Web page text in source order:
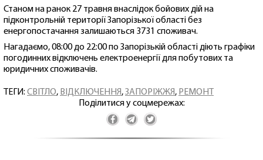
Станом на ранок 27 травня внаслідок бойових дій на
підконтрольній території Запорізької області без
енергопостачання залишаються 3731 споживач.
Нагадаємо, 08:00 до 22:00 по Запорізькій області діють графіки
погодинних відключень електроенергії для побутових та
юридичних споживачів.
ТЕГИ: СВІТЛО, ВІДКЛЮЧЕННЯ,ЗАПОРІЖЖЯ, РЕМОНТ
Поділитися у соцмережах: